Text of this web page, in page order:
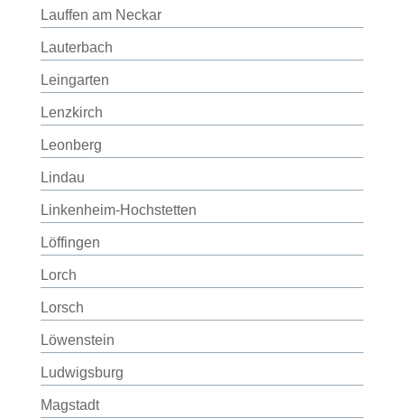
Lauffen am Neckar
Lauterbach
Leingarten
Lenzkirch
Leonberg
Lindau
Linkenheim-Hochstetten
Löffingen
Lorch
Lorsch
Löwenstein
Ludwigsburg
Magstadt